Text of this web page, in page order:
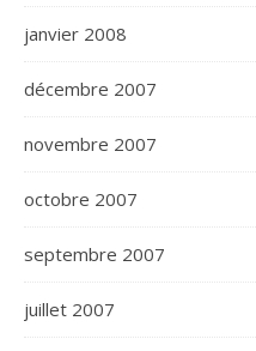
janvier 2008
décembre 2007
novembre 2007
octobre 2007
septembre 2007
juillet 2007